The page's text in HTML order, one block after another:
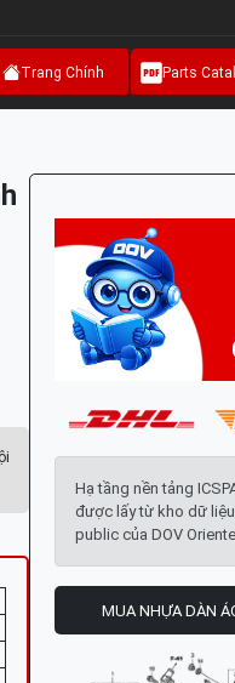
Trang Chính Parts
Hạ tầng nền tảng
được lấy từ kho dữ
public của DOV
MUA NHỰA DÀN